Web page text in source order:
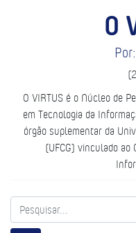
O
O VIRTUS é o Núcleo de
em Tecnologia da
órgão suplementar da
(UFCG) vinculado